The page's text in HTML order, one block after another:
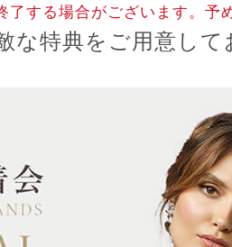
了する場合がございます。予
な特典をご用意し